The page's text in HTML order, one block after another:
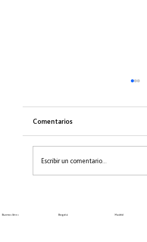
Comentarios
Escribir un comentario...
Bogotá Madrid
Buenos Aires